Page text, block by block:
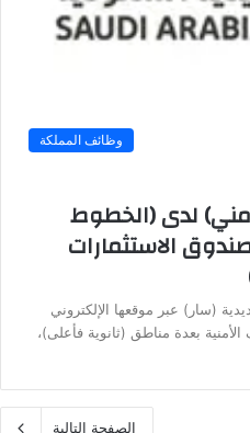
وظائف المملكة
لدى (الخطوط
الاستثمارات
(سار) عبر موقعها الإلكتروني
بعدة مناطق (ثانوية فأعلى)،
الصفحة التالية